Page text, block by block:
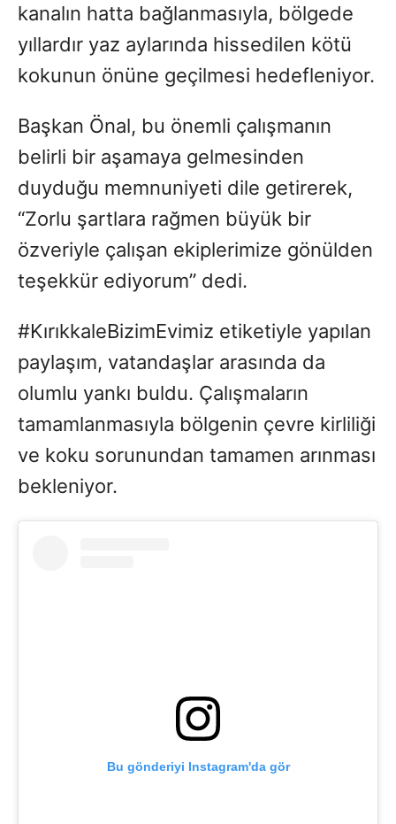
kanalın hatta bağlanmasıyla, bölgede
yıllardır yaz aylarında hissedilen kötü
kokunun önüne geçilmesi hedefleniyor.
Başkan Önal, bu önemli çalışmanın
belirli bir aşamaya gelmesinden
duyduğu memnuniyeti dile getirerek,
“Zorlu şartlara rağmen büyük bir
özveriyle çalışan ekiplerimize gönülden
teşekkür ediyorum” dedi.
#KırıkkaleBizimEvimiz etiketiyle yapılan
paylaşım, vatandaşlar arasında da
olumlu yankı buldu. Çalışmaların
tamamlanmasıyla bölgenin çevre kirliliği
ve koku sorunundan tamamen arınması
bekleniyor.
Bu gönderiyi Instagram'da gör